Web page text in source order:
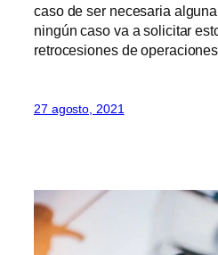
caso de ser necesaria
ningún caso va a solicitar
retrocesiones de
27 agosto, 2021